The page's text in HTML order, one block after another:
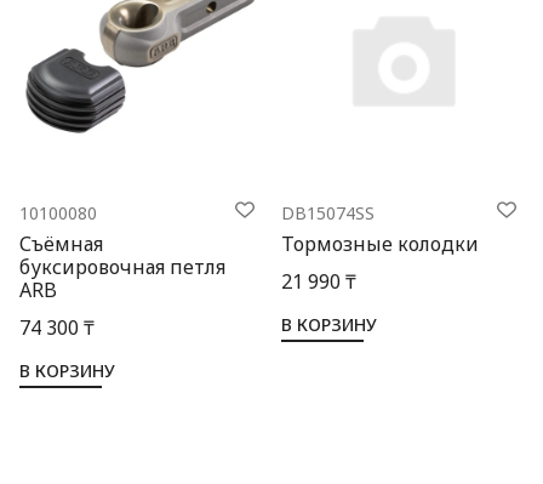
10100080
Съёмная
буксировочная петля
ARB
74 300 ₸
В КОРЗИНУ
DB15074SS
Тормозные колодки
21 990 ₸
В КОРЗИНУ